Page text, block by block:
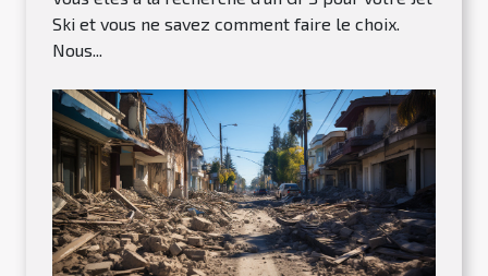
Ski et vous ne savez comment faire le choix.
Nous...